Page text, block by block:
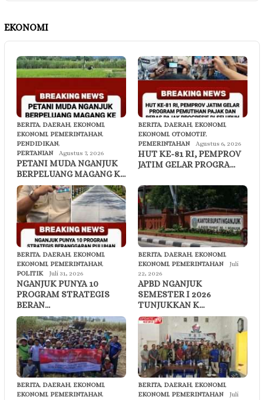
EKONOMI
BERITA, DAERAH, EKONOMI,
EKONOMI, PEMERINTAHAN,
PENDIDIKAN,
PERTANIAN
Agustus 7, 2026
PETANI MUDA NGANJUK
BERPELUANG MAGANG K…
BERITA, DAERAH, EKONOMI,
EKONOMI, OTOMOTIF,
PEMERINTAHAN
Agustus 6, 2026
HUT KE-81 RI, PEMPROV
JATIM GELAR PROGRA…
BERITA, DAERAH, EKONOMI,
EKONOMI, PEMERINTAHAN,
POLITIK
Juli 31, 2026
NGANJUK PUNYA 10
PROGRAM STRATEGIS
BERAN…
BERITA, DAERAH, EKONOMI,
EKONOMI, PEMERINTAHAN
Juli
22, 2026
APBD NGANJUK
SEMESTER I 2026
TUNJUKKAN K…
BERITA, DAERAH, EKONOMI,
EKONOMI, PEMERINTAHAN,
BERITA, DAERAH, EKONOMI,
EKONOMI, PEMERINTAHAN
Juli